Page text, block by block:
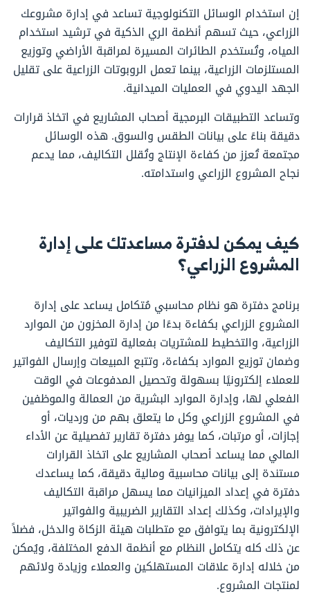
إن استخدام الوسائل التكنولوجية تساعد في إدارة مشروعك
الزراعي، حيث تسهم أنظمة الري الذكية في ترشيد استخدام
المياه، وتُستخدم الطائرات المسيرة لمراقبة الأراضي وتوزيع
المستلزمات الزراعية، بينما تعمل الروبوتات الزراعية على تقليل
الجهد اليدوي في العمليات الميدانية.
وتساعد التطبيقات البرمجية أصحاب المشاريع في اتخاذ قرارات
دقيقة بناءً على بيانات الطقس والسوق. هذه الوسائل
مجتمعة تُعزز من كفاءة الإنتاج وتُقلل التكاليف، مما يدعم
نجاح المشروع الزراعي واستدامته.
كيف يمكن لدفترة مساعدتك على إدارة
المشروع الزراعي؟
برنامج دفترة هو نظام محاسبي مُتكامل يساعد على إدارة
المشروع الزراعي بكفاءة بدءًا من إدارة المخزون من الموارد
الزراعية، والتخطيط للمشتريات بفعالية لتوفير التكاليف
وضمان توزيع الموارد بكفاءة، وتتبع المبيعات وإرسال الفواتير
للعملاء إلكترونيًا بسهولة وتحصيل المدفوعات في الوقت
الفعلي لها، وإدارة الموارد البشرية من العمالة والموظفين
في المشروع الزراعي وكل ما يتعلق بهم من ورديات، أو
إجازات، أو مرتبات، كما يوفر دفترة تقارير تفصيلية عن الأداء
المالي مما يساعد أصحاب المشاريع على اتخاذ القرارات
مستندة إلى بيانات محاسبية ومالية دقيقة، كما يساعدك
دفترة في إعداد الميزانيات مما يسهل مراقبة التكاليف
والإيرادات، وكذلك إعداد التقارير الضريبية والفواتير
الإلكترونية بما يتوافق مع متطلبات هيئة الزكاة والدخل، فضلاً
عن ذلك كله يتكامل النظام مع أنظمة الدفع المختلفة، ويُمكن
من خلاله إدارة علاقات المستهلكين والعملاء وزيادة ولائهم
لمنتجات المشروع.